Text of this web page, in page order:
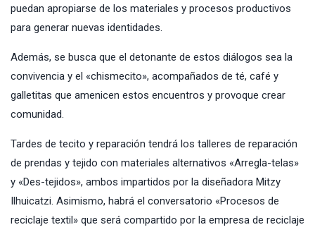
puedan apropiarse de los materiales y procesos productivos
para generar nuevas identidades.
Además, se busca que el detonante de estos diálogos sea la
convivencia y el «chismecito», acompañados de té, café y
galletitas que amenicen estos encuentros y provoque crear
comunidad.
Tardes de tecito y reparación tendrá los talleres de reparación
de prendas y tejido con materiales alternativos «Arregla-telas»
y «Des-tejidos», ambos impartidos por la diseñadora Mitzy
Ilhuicatzi. Asimismo, habrá el conversatorio «Procesos de
reciclaje textil» que será compartido por la empresa de reciclaje